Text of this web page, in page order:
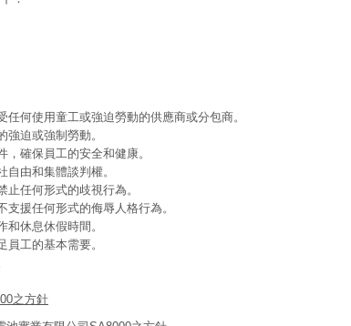
何使用童工或強迫勞動的供應商或分包商。
迫或強制勞動。
確保員工的安全和健康。
由和集體談判權。
任何形式的歧視行為。
援任何形式的侮辱人格行為。
休息休假時間。
工的基本需要。
之方針